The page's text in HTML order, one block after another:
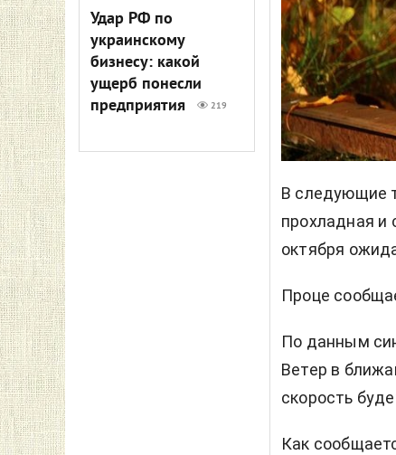
Удар РФ по
украинскому
бизнесу: какой
ущерб понесли
предприятия
219
В следующие
прохладная и
октября
Проце
По данным
Ветер в
скорость
Как